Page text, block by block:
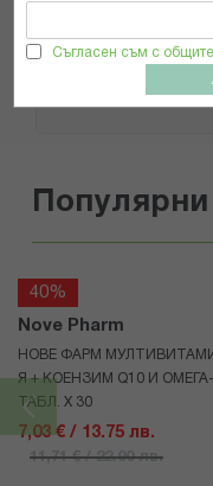
Съгласен съм с
40%
Nove Pharm
НОВЕ ФАРМ
Я + КОЕНЗИМ Q10 И
ТАБЛ. Х 30
7,03 € / 13.75 лв.
11,71 € / 22.90 лв.